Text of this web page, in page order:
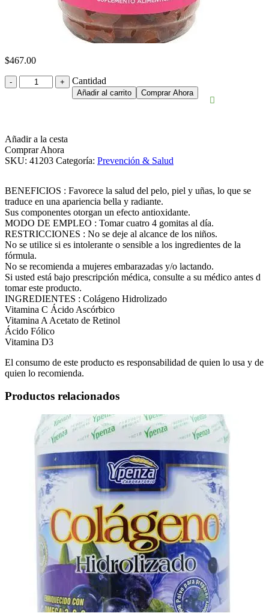
$467.00
Cantidad
Cantidad
Añadir al carrito Comprar Ahora
Añadir a la cesta
Comprar Ahora
SKU: 41203 Categoría: Prevención & Salud
BENEFICIOS : Favorece la salud del pelo, piel y uñas, lo que se
traduce en una apariencia bella y radiante.
Sus componentes otorgan un efecto antioxidante.
MODO DE EMPLEO : Tomar cuatro 4 gomitas al día.
RESTRICCIONES : No se deje al alcance de los niños.
No se utilice si es intolerante o sensible a los ingredientes de la
fórmula.
No se recomienda a mujeres embarazadas y/o lactando.
Si usted está bajo prescripción médica, consulte a su médico antes d
tomar este producto.
INGREDIENTES : Colágeno Hidrolizado
Vitamina C Ácido Ascórbico
Vitamina A Acetato de Retinol
Ácido Fólico
Vitamina D3
El consumo de este producto es responsabilidad de quien lo usa y de
quien lo recomienda.
Productos relacionados